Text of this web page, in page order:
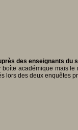
des enseignants du
académique mais
lors des deux enquêtes